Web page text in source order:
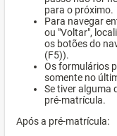
para o próximo.
Para navegar
ou "Voltar",
os botões do
(F5)).
Os formulários
somente no
Se tiver alguma
pré-matrícula.
Após a pré-matrícula: